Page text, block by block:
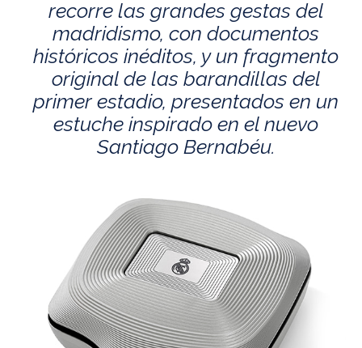
recorre las grandes gestas del
madridismo, con documentos
históricos inéditos, y un fragmento
original de las barandillas del
primer estadio, presentados en un
estuche inspirado en el nuevo
Santiago Bernabéu.